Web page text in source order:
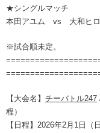
★シングルマッチ
本田アユム vs 大和ヒロ
※試合順未定。
【大会名】 チーバトル247
程）
【日程】2026年2月1日（